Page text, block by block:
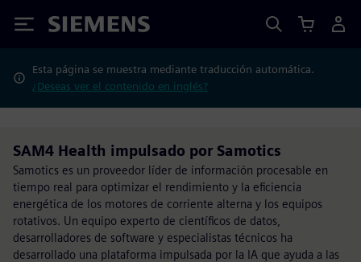
Siemens
Esta página se muestra mediante traducción automática.
¿Deseas ver el contenido en inglés?
SAM4 Health impulsado por Samotics
Samotics es un proveedor líder de información procesable en
tiempo real para optimizar el rendimiento y la eficiencia
energética de los motores de corriente alterna y los equipos
rotativos. Un equipo experto de científicos de datos,
desarrolladores de software y especialistas técnicos ha
desarrollado una plataforma impulsada por la IA que ayuda a las